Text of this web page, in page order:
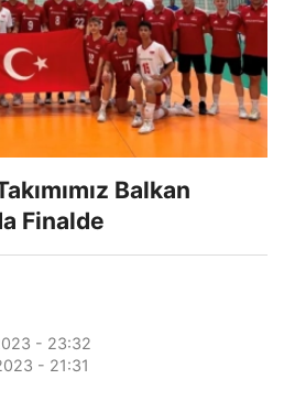
Balkan
Finalde
- 23:32
- 21:31